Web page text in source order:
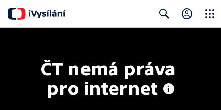
ČT nemá práva
pro internet